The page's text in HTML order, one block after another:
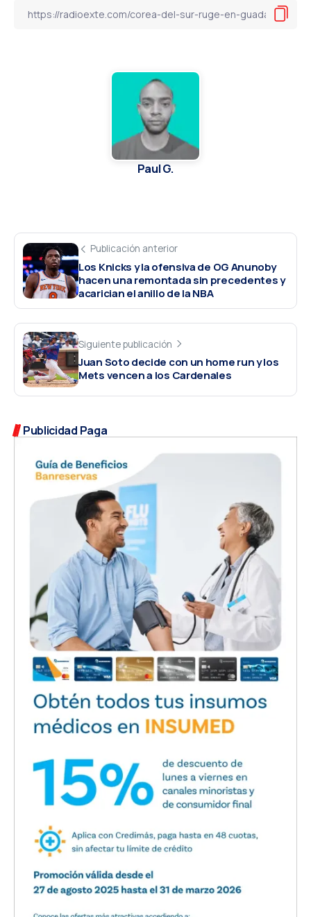
Paul G.
Publicación anterior
Los Knicks y la ofensiva de OG Anunoby
hacen una remontada sin precedentes y
acarician el anillo de la NBA
Siguiente publicación
Juan Soto decide con un home run y los
Mets vencen a los Cardenales
Publicidad Paga